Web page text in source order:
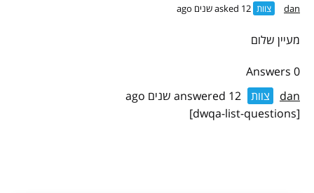
dan צוות
מעיין שלום
0 Answers
dan
צוות
[dwqa-list-questions]